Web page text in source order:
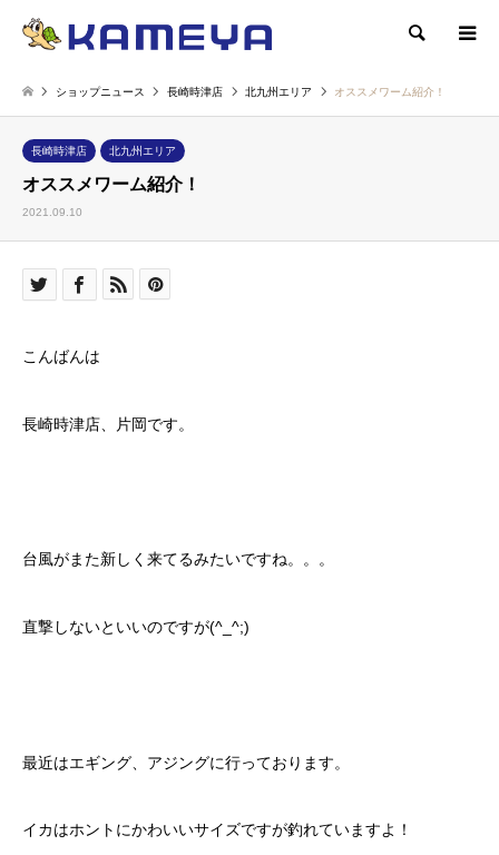
検索
ショップニュース 長崎時津店 北九州エリア オススメワーム紹介！
長崎時津店 北九州エリア
オススメワーム紹介！
2021.09.10
こんばんは
長崎時津店、片岡です。
台風がまた新しく来てるみたいですね。。。
直撃しないといいのですが(^_^;)
最近はエギング、アジングに行っております。
イカはホントにかわいいサイズですが釣れていますよ！